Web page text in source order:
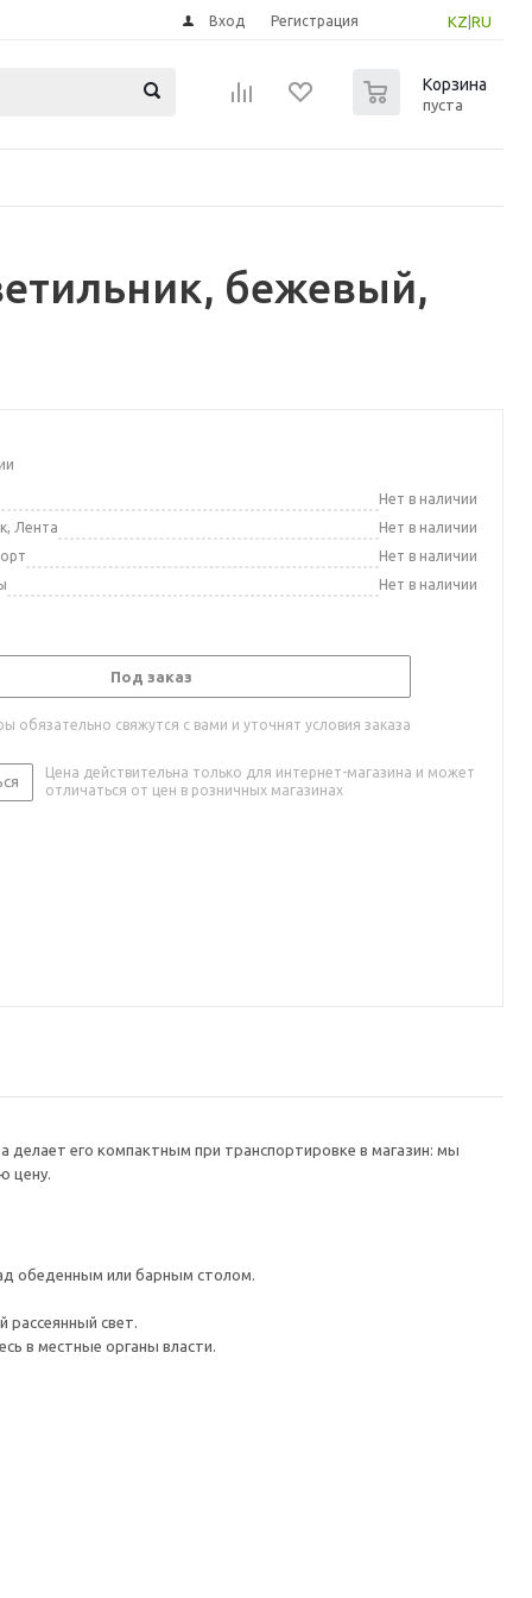
KZ RU
Вход Регистрация
Корзина
пуста
бежевый,
Нет в наличии
Лента
Нет в наличии
Нет в наличии
Нет в наличии
Под заказ
обязательно свяжутся с вами и уточнят условия заказа
Цена действительна только для интернет-магазина и может
отличаться от цен в розничных магазинах
делает его компактным при транспортировке в магазин: мы
цену.
обеденным или барным столом.
рассеянный свет.
в местные органы власти.